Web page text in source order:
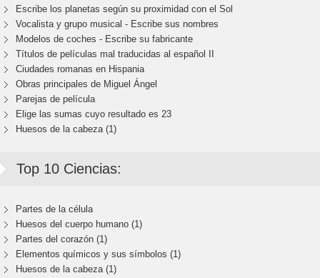
Escribe los planetas según su proximidad con el Sol
Vocalista y grupo musical - Escribe sus nombres
Modelos de coches - Escribe su fabricante
Títulos de películas mal traducidas al español II
Ciudades romanas en Hispania
Obras principales de Miguel Ángel
Parejas de película
Elige las sumas cuyo resultado es 23
Huesos de la cabeza (1)
Top 10 Ciencias:
Partes de la célula
Huesos del cuerpo humano (1)
Partes del corazón (1)
Elementos químicos y sus símbolos (1)
Huesos de la cabeza (1)